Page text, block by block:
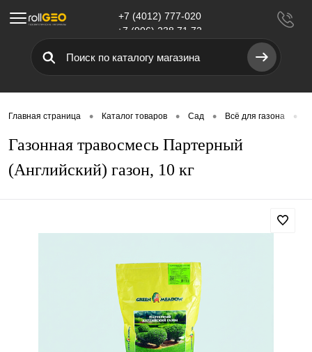
Меню
+7 (4012) 777-020
+7 (906) 238 71 72
Главная страница • Каталог товаров • Сад • Всё для газона •
Газонная травосмесь Партерный
(Английский) газон, 10 кг